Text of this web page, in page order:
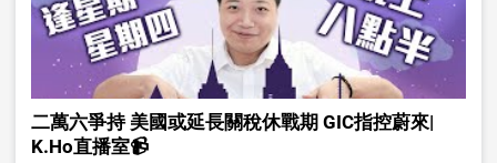
二萬六爭持 美國或延長關稅休戰期 GIC指控蔚來|
K.Ho直播室📹